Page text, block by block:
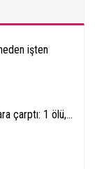
işten
çarptı: 1 ölü,...